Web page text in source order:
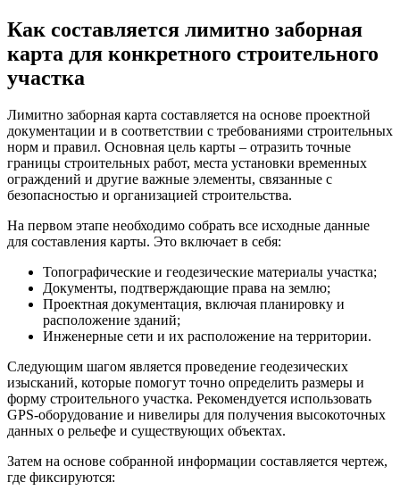
Как составляется лимитно заборная
карта для конкретного строительного
участка
Лимитно заборная карта составляется на основе проектной
документации и в соответствии с требованиями строительных
норм и правил. Основная цель карты – отразить точные
границы строительных работ, места установки временных
ограждений и другие важные элементы, связанные с
безопасностью и организацией строительства.
На первом этапе необходимо собрать все исходные данные
для составления карты. Это включает в себя:
Топографические и геодезические материалы участка;
Документы, подтверждающие права на землю;
Проектная документация, включая планировку и
расположение зданий;
Инженерные сети и их расположение на территории.
Следующим шагом является проведение геодезических
изысканий, которые помогут точно определить размеры и
форму строительного участка. Рекомендуется использовать
GPS-оборудование и нивелиры для получения высокоточных
данных о рельефе и существующих объектах.
Затем на основе собранной информации составляется чертеж,
где фиксируются: